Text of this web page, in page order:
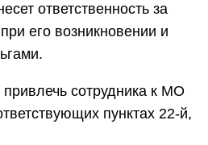
ответственность за
его возникновении и
сотрудника к МО
пунктах 22-й,